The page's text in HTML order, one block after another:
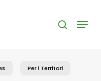
search
Menu
Per i Territori